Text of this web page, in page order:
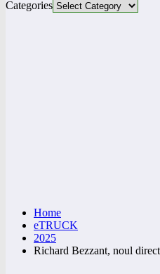
Categories
Home
eTRUCK
2025
Richard Bezzant, noul